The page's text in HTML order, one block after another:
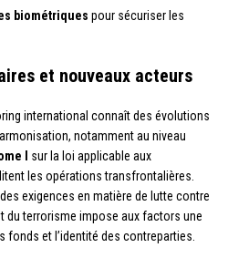
biométriques pour sécuriser les
et nouveaux acteurs
international connaît des évolutions
notamment au niveau
I
sur la loi applicable aux
les opérations transfrontalières.
exigences en matière de lutte contre
du terrorisme impose aux factors une
fonds et l’identité des contreparties.